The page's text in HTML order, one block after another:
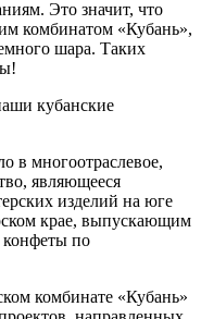
Это значит, что
комбинатом «Кубань»,
шара. Таких
кубанские
в многоотраслевое,
являющееся
изделий на юге
крае, выпускающим
по
комбинате «Кубань»